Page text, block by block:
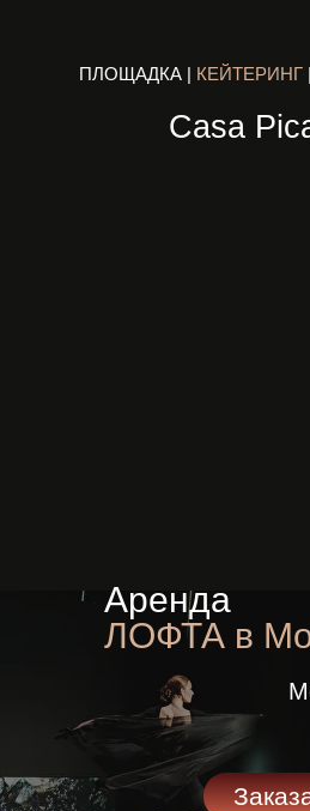
Аренда
ЛОФТА в
Casa
ПЛОЩАДКА | КЕЙТЕРИНГ
Пространство - где каждый
лофт создает "состояние"